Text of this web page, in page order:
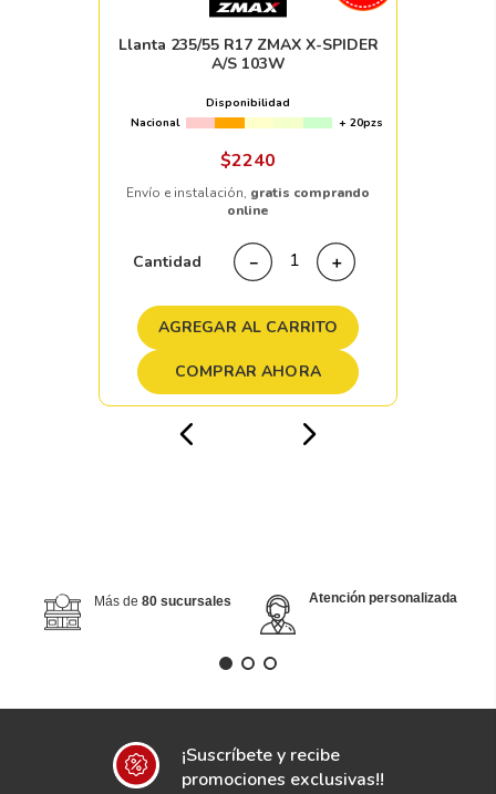
Llanta 235/55 R17 ZMAX X-SPIDER
A/S 103W
Disponibilidad
Nacional
+ 20pzs
$2240
Envío e instalación, gratis comprando
online
Cantidad ＋
－
AGREGAR AL CARRITO
COMPRAR AHORA
Más de 80 sucursales Atención personalizada
¡Suscríbete y recibe
promociones exclusivas!!